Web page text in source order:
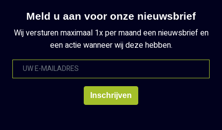
Meld u aan voor onze nieuwsbrief
Wij versturen maximaal 1x per maand een nieuwsbrief en
een actie wanneer wij deze hebben.